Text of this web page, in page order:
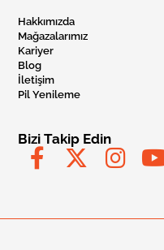
Hakkımızda
Mağazalarımız
Kariyer
Blog
İletişim
Pil Yenileme
Bizi Takip Edin